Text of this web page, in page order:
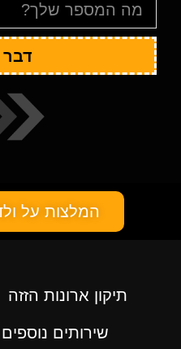
דבר
המלצות על
תיקון ארונות הזזה
שירותים נוספים